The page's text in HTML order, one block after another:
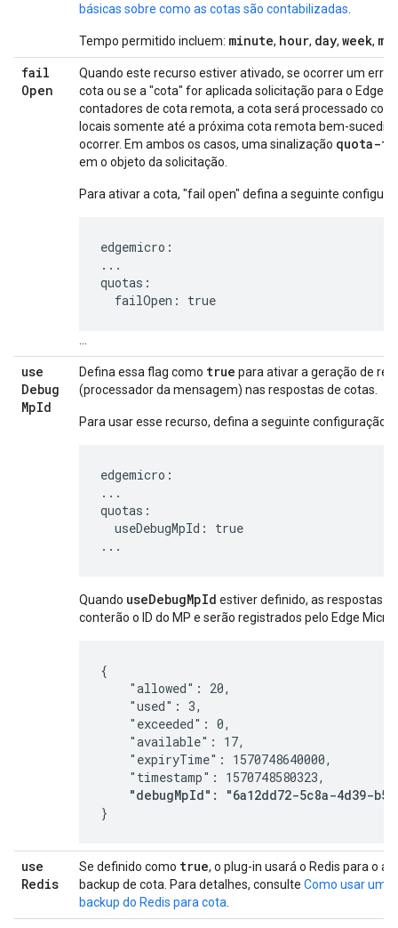
básicas sobre como as cotas são contabilizadas
Tempo permitido incluem: minute, hour, day, week,
fail
Open
Quando este recurso estiver ativado, se ocorrer um erro
cota ou se a "cota" for aplicada solicitação para o Edge
contadores de cota remota, a cota será processado
locais somente até a próxima cota remota bem-
ocorrer. Em ambos os casos, uma sinalização quota-
em o objeto da solicitação.
Para ativar a cota, "fail open" defina a seguinte
edgemicro:
...
quotas:
  failOpen: true
use
Debug
MpId
Defina essa flag como true para ativar a geração de
(processador da mensagem) nas respostas de cotas.
Para usar esse recurso, defina a seguinte configuração:
edgemicro:
...
quotas:
  useDebugMpId: true
...
Quando useDebugMpId estiver definido, as respostas
conterão o ID do MP e serão registrados pelo Edge
{
    "allowed": 20,
    "used": 3,
    "exceeded": 0,
    "available": 17,
    "expiryTime": 1570748640000,
    "timestamp": 1570748580323,
"debugMpId": "6a12dd72-5c8a-4d39-
}
use
Redis
Se definido como true, o plug-in usará o Redis para o
backup de cota. Para detalhes, consulte Como usar um
backup do Redis para cota